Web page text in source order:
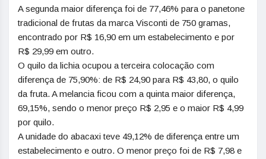
A segunda maior diferença foi de 77,46% para o panetone
tradicional de frutas da marca Visconti de 750 gramas,
encontrado por R$ 16,90 em um estabelecimento e por
R$ 29,99 em outro.
O quilo da lichia ocupou a terceira colocação com
diferença de 75,90%: de R$ 24,90 para R$ 43,80, o quilo
da fruta. A melancia ficou com a quinta maior diferença,
69,15%, sendo o menor preço R$ 2,95 e o maior R$ 4,99
por quilo.
A unidade do abacaxi teve 49,12% de diferença entre um
estabelecimento e outro. O menor preço foi de R$ 7,98 e